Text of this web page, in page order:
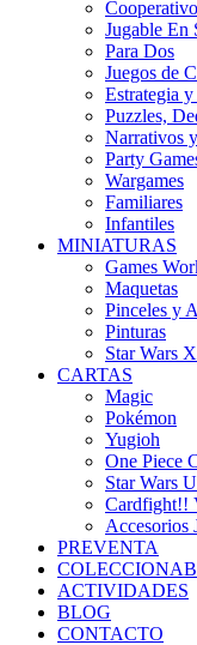
Jugable En
Para Dos
Juegos de
Estrategia
Puzzles,
Narrativos
Party
Wargames
Familiares
Infantiles
MINIATURAS
Games
Maquetas
Pinceles y
Pinturas
Star Wars
CARTAS
Magic
Pokémon
Yugioh
One Piece
Star Wars
Cardfight!!
Accesorios
PREVENTA
ACTIVIDADES
BLOG
CONTACTO